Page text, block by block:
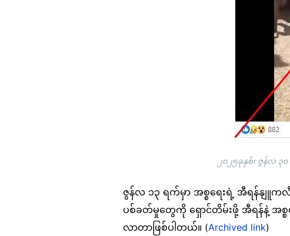
၂၀၂၅ခုနှစ်၊ ဇွန်လ
ဇွန်လ ၁၃ ရက်မှာ အစ္စရေးရဲ့ အီရန်နျူ
ပစ်ခတ်မှုတွေကို ရှောင်တိမ်းဖို့ အီရန်နဲ့ အစ္စ
လာတာဖြစ်ပါတယ်။ (Archived link)